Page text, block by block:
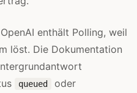
enthält Polling, weil
löst. Die Dokumentation
queued oder